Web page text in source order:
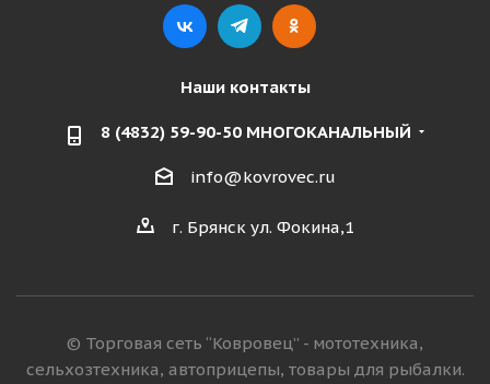
Наши контакты
8 (4832) 59-90-50 МНОГОКАНАЛЬНЫЙ
info@kovrovec.ru
г. Брянск ул. Фокина,1
© Торговая сеть “Ковровец” - мототехника,
сельхозтехника, автоприцепы, товары для рыбалки.